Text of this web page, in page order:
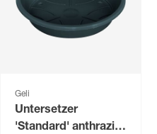
Geli
Untersetzer
'Standard' anthrazit